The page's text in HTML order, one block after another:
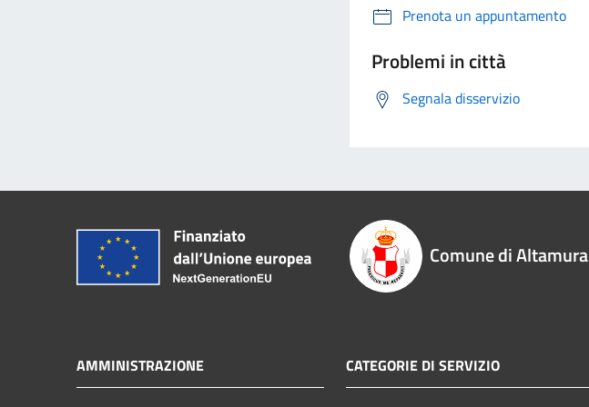
Prenota un appuntamento
Problemi in città
Segnala disservizio
Comune di Altamura
AMMINISTRAZIONE CATEGORIE DI SERVIZIO